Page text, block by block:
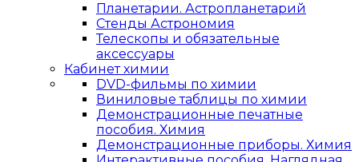
Планетарии. Астропланетарий
Стенды Астрономия
Телескопы и обязательные
аксессуары
Кабинет химии
DVD-фильмы по химии
Виниловые таблицы по химии
Демонстрационные печатные
пособия. Химия
Демонстрационные приборы. Химия